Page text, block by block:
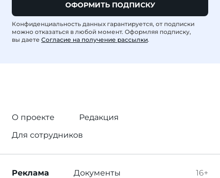
ОФОРМИТЬ ПОДПИСКУ
Конфиденциальность данных гарантируется, от подписки
можно отказаться в любой момент. Оформляя подписку,
вы даете Согласие на получение рассылки.
О проекте
Редакция
Для сотрудников
16+
Реклама Документы